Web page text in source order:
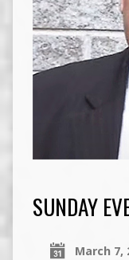
SUNDAY
March 7,